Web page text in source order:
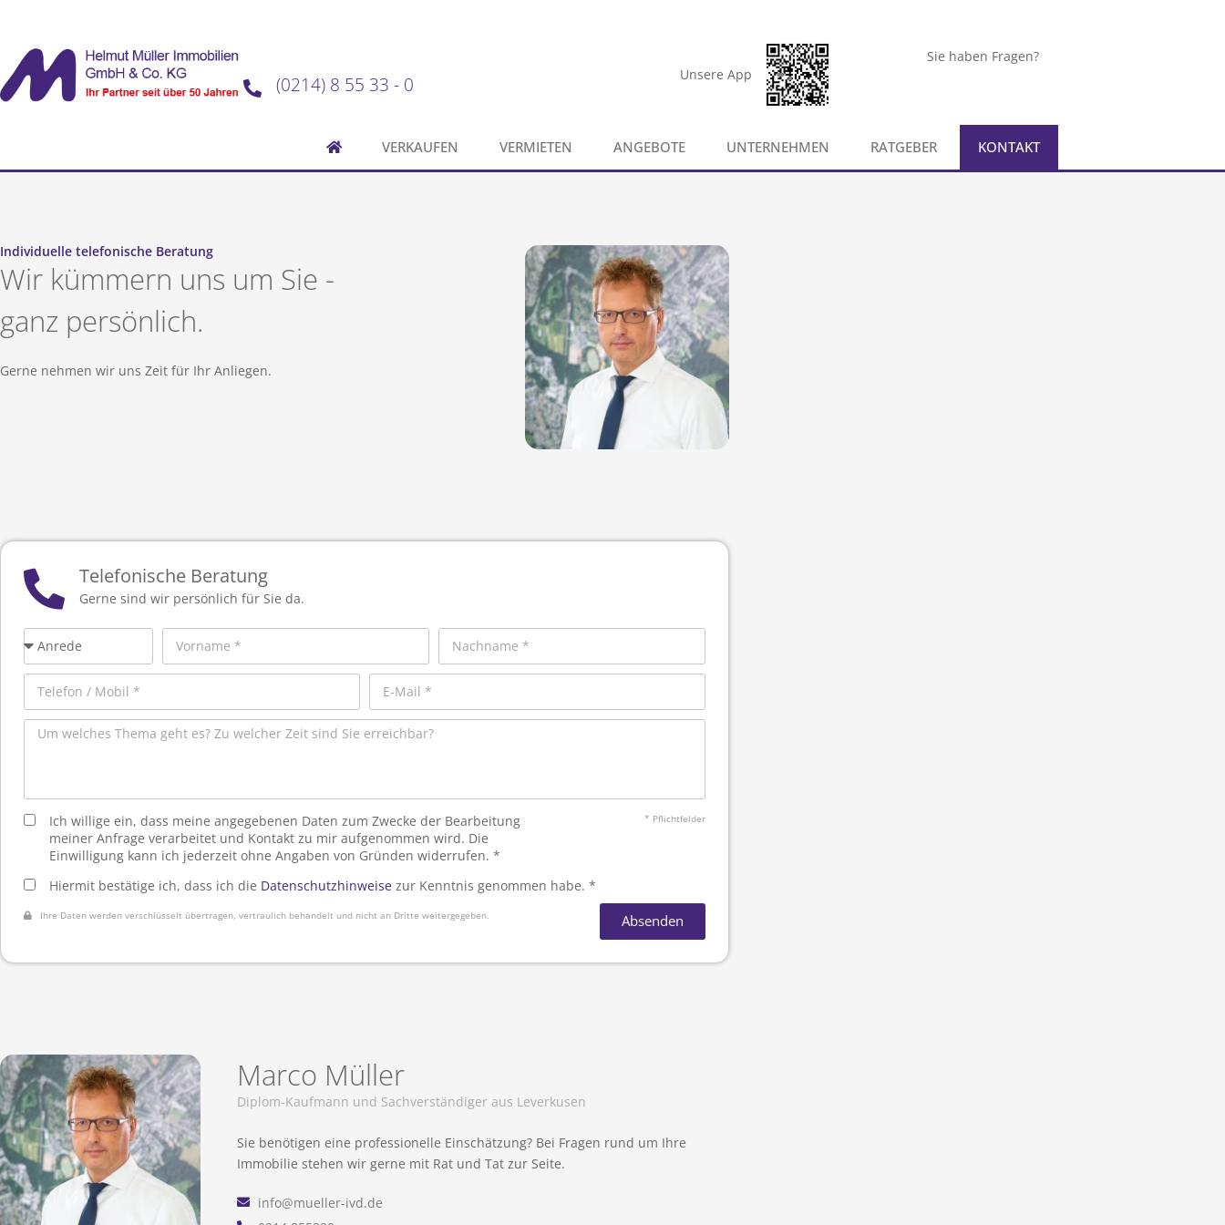
Unsere App
Sie haben Fragen?
(0214) 8 55 33 - 0
VERKAUFEN VERMIETEN ANGEBOTE UNTERNEHMEN RATGEBER KONTAKT
Individuelle telefonische Beratung
Wir kümmern uns um Sie -
ganz persönlich.
Gerne nehmen wir uns Zeit für Ihr Anliegen.
Telefonische Beratung
Gerne sind wir persönlich für Sie da.
Ich willige ein, dass meine angegebenen Daten zum Zwecke der Bearbeitung
meiner Anfrage verarbeitet und Kontakt zu mir aufgenommen wird. Die
Einwilligung kann ich jederzeit ohne Angaben von Gründen widerrufen. *
* Pflichtfelder
Hiermit bestätige ich, dass ich die Datenschutzhinweise zur Kenntnis genommen habe. *
Ihre Daten werden verschlüsselt übertragen, vertraulich behandelt und nicht an Dritte weitergegeben. Absenden
Marco Müller
Diplom-Kaufmann und Sachverständiger aus Leverkusen
Sie benötigen eine professionelle Einschätzung? Bei Fragen rund um Ihre
Immobilie stehen wir gerne mit Rat und Tat zur Seite.
info@mueller-ivd.de